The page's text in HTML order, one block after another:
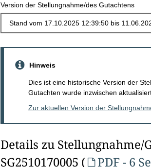
Version der Stellungnahme/des Gutachtens
Hinweis
Dies ist eine historische Version der
Gutachten wurde inzwischen
Zur aktuellen Version der
Details zu Stellungnahme/
SG2510170005 (
PDF - 6